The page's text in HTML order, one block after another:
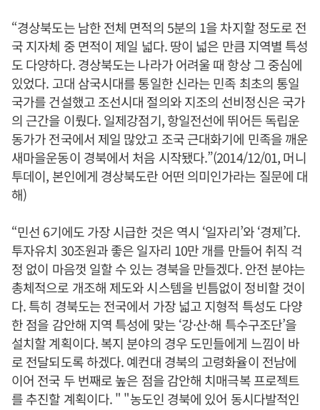
“경상북도는 남한 전체 면적의 5분의 1을 차지할 정도로 전
국 지자체 중 면적이 제일 넓다. 땅이 넓은 만큼 지역별 특성
도 다양하다. 경상북도는 나라가 어려울 때 항상 그 중심에
있었다. 고대 삼국시대를 통일한 신라는 민족 최초의 통일
국가를 건설했고 조선시대 절의와 지조의 선비정신은 국가
의 근간을 이뤘다. 일제강점기, 항일전선에 뛰어든 독립운
동가가 전국에서 제일 많았고 조국 근대화기에 민족을 깨운
새마을운동이 경북에서 처음 시작됐다.”(2014/12/01, 머니
투데이, 본인에게 경상북도란 어떤 의미인가라는 질문에 대
해)
“민선 6기에도 가장 시급한 것은 역시 ‘일자리’와 ‘경제’다.
투자유치 30조원과 좋은 일자리 10만 개를 만들어 취직 걱
정 없이 마음껏 일할 수 있는 경북을 만들겠다. 안전 분야는
총체적으로 개조해 제도와 시스템을 빈틈없이 정비할 것이
다. 특히 경북도는 전국에서 가장 넓고 지형적 특성도 다양
한 점을 감안해 지역 특성에 맞는 ‘강·산·해 특수구조단’을
설치할 계획이다. 복지 분야의 경우 도민들에게 느낌이 바
로 전달되도록 하겠다. 예컨대 경북의 고령화율이 전남에
이어 전국 두 번째로 높은 점을 감안해 치매극복 프로젝트
를 추진할 계획이다. " "농도인 경북에 있어 동시다발적인